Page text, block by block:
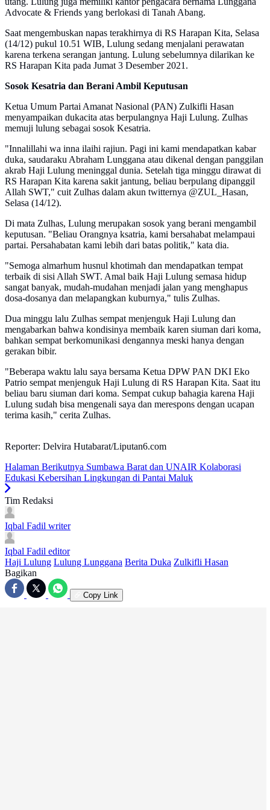
Advocate & Friends yang berlokasi di Tanah Abang.
Saat mengembuskan napas terakhirnya di RS Harapan Kita, Selasa
(14/12) pukul 10.51 WIB, Lulung sedang menjalani perawatan
karena terkena serangan jantung. Lulung sebelumnya dilarikan ke
RS Harapan Kita pada Jumat 3 Desember 2021.
Sosok Kesatria dan Berani Ambil Keputusan
Ketua Umum Partai Amanat Nasional (PAN) Zulkifli Hasan
menyampaikan dukacita atas berpulangnya Haji Lulung. Zulhas
memuji lulung sebagai sosok Kesatria.
"Innalillahi wa inna ilaihi rajiun. Pagi ini kami mendapatkan kabar
duka, saudaraku Abraham Lunggana atau dikenal dengan panggilan
akrab Haji Lulung meninggal dunia. Setelah tiga minggu dirawat di
RS Harapan Kita karena sakit jantung, beliau berpulang dipanggil
Allah SWT," cuit Zulhas dalam akun twitternya @ZUL_Hasan,
Selasa (14/12).
Di mata Zulhas, Lulung merupakan sosok yang berani mengambil
keputusan. "Beliau Orangnya ksatria, kami bersahabat melampaui
partai. Persahabatan kami lebih dari batas politik," kata dia.
"Semoga almarhum husnul khotimah dan mendapatkan tempat
terbaik di sisi Allah SWT. Amal baik Haji Lulung semasa hidup
sangat banyak, mudah-mudahan menjadi jalan yang menghapus
dosa-dosanya dan melapangkan kuburnya," tulis Zulhas.
Dua minggu lalu Zulhas sempat menjenguk Haji Lulung dan
mengabarkan bahwa kondisinya membaik karen siuman dari koma,
bahkan sempat berkomunikasi dengannya meski hanya dengan
gerakan bibir.
"Beberapa waktu lalu saya bersama Ketua DPW PAN DKI Eko
Patrio sempat menjenguk Haji Lulung di RS Harapan Kita. Saat itu
beliau baru siuman dari koma. Sempat cukup bahagia karena Haji
Lulung sudah bisa mengenali saya dan merespons dengan ucapan
terima kasih," cerita Zulhas.
Reporter: Delvira Hutabarat/Liputan6.com
Halaman Berikutnya Sumbawa Barat dan UNAIR Kolaborasi
Edukasi Kebersihan Lingkungan di Pantai Maluk
Tim Redaksi
Iqbal Fadil writer
Iqbal Fadil editor
Haji Lulung Lulung Lunggana Berita Duka Zulkifli Hasan
Bagikan
Copy Link